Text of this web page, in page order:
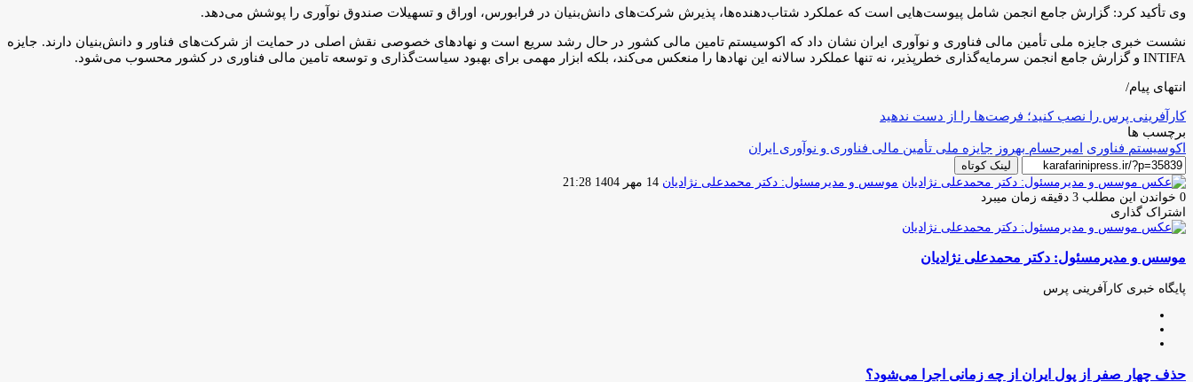
وی تأکید کرد: گزارش جامع انجمن شامل پیوست‌هایی است که عملکرد شتاب‌دهنده‌ها، پذیرش شرکت‌های دانش‌بنیان در فرابورس، اوراق و تسهیلات صندوق نوآوری را پوشش می‌دهد.
نشست خبری جایزه ملی تأمین مالی فناوری و نوآوری ایران نشان داد که اکوسیستم تامین مالی کشور در حال رشد سریع است و نهادهای خصوصی نقش اصلی در حمایت از شرکت‌های فناور و دانش‌بنیان دارند. جایزه
INTIFA و گزارش جامع انجمن سرمایه‌گذاری خطرپذیر، نه تنها عملکرد سالانه این نهادها را منعکس می‌کند، بلکه ابزار مهمی برای بهبود سیاست‌گذاری و توسعه تامین مالی فناوری در کشور محسوب می‌شود.
انتهای پیام/
کارآفرینی پرس را نصب کنید؛ فرصت‌ها را از دست ندهید
برچسب ها
اکوسیستم فناوری امیرحسام بهروز جایزه ملی تأمین مالی فناوری و نوآوری ایران
لینک کوتاه
موسس و مدیرمسئول: دکتر محمدعلی نژادیان ارسال
14 مهر 1404 21:28
0 خواندن این مطلب 3 دقیقه زمان میبرد
اشتراک گذاری
فیس
توئیتر
لینکدین
واتس
تلگرام
اشتراک
از
ایمیل
چاپ
موسس و مدیرمسئول: دکتر محمدعلی نژادیان
پایگاه خبری کارآفرینی پرس
حذف
حذف چهار صفر از پول ایران از چه زمانی اجرا می‌شود؟